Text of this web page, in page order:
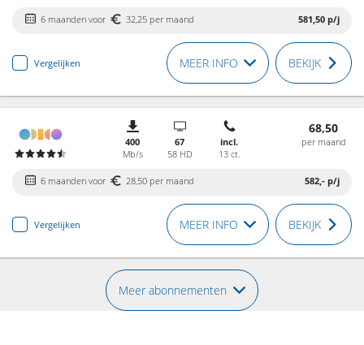
6 maanden voor 32,25 per maand 581,50 p/j
Vergelijken MEER INFO BEKIJK
400
Mb/s
67
58 HD
incl.
13 ct.
68,50
per maand
6 maanden voor 28,50 per maand 582,- p/j
Vergelijken MEER INFO BEKIJK
Meer abonnementen